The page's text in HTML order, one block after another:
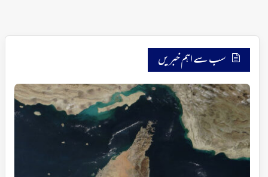
سب سے اہم خبریں